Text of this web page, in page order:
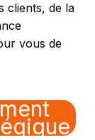
clients, de la
vous de